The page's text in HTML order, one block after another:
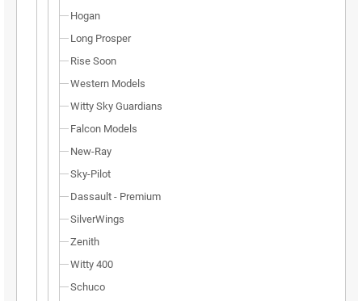
Hogan
Long Prosper
Rise Soon
Western Models
Witty Sky Guardians
Falcon Models
New-Ray
Sky-Pilot
Dassault - Premium
SilverWings
Zenith
Witty 400
Schuco